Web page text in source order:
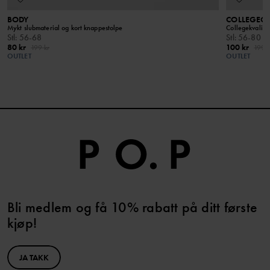
BODY
Mykt slubmaterial og kort knappestolpe
Stl: 56-68
80 kr
OUTLET
Stl: 56-80
100 kr
OUTLET
Bli medlem og få 10% rabatt på ditt første
kjøp!
JA TAKK